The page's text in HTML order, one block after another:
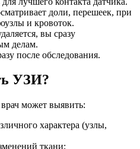
доли, перешеек, при
и кровоток.
вы сразу
делам.
после обследования.
УЗИ?
может выявить:
характера (узлы,
ткани;